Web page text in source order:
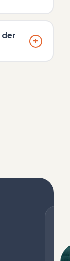
der
+